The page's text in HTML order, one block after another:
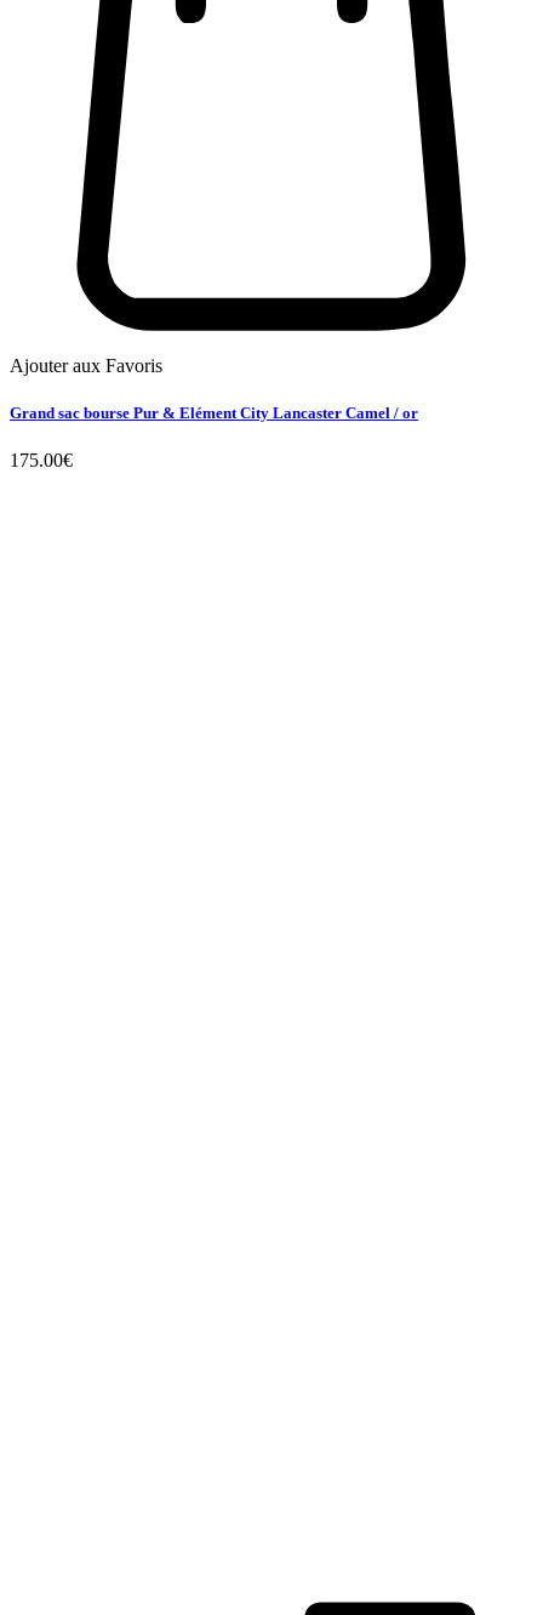
Ajouter aux Favoris
Grand sac bourse Pur & Elément City Lancaster Camel / or
175.00€